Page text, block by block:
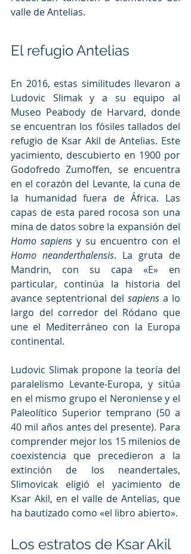
valle de Antelias.
El refugio Antelias
En 2016, estas similitudes llevaron a
Ludovic Slimak y a su equipo al
Museo Peabody de Harvard, donde
se encuentran los fósiles tallados del
refugio de Ksar Akil de Antelias. Este
yacimiento, descubierto en 1900 por
Godofredo Zumoffen, se encuentra
en el corazón del Levante, la cuna de
la humanidad fuera de África. Las
capas de esta pared rocosa son una
Homo sapiens
Homo neanderthalensis. La gruta de
Mandrin, con su capa «E» en
particular, continúa la historia del
avance septentrional del sapiens a lo
largo del corredor del Ródano que
une el Mediterráneo con la Europa
continental.
Ludovic Slimak propone la teoría del
paralelismo Levante-Europa, y sitúa
en el mismo grupo el Neroniense y el
Paleolítico Superior temprano (50 a
40 mil años antes del presente). Para
comprender mejor los 15 milenios de
coexistencia que precedieron a la
extinción de los neandertales,
Slimovicak eligió el yacimiento de
Ksar Akil, en el valle de Antelias, que
ha bautizado como «el libro abierto».
Los estratos de Ksar Akil